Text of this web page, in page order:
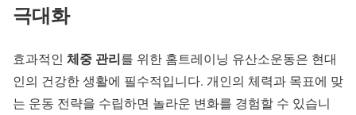
극대화
효과적인 체중 관리를 위한 홈트레이닝 유산소운동은 현대
인의 건강한 생활에 필수적입니다. 개인의 체력과 목표에 맞
는 운동 전략을 수립하면 놀라운 변화를 경험할 수 있습니